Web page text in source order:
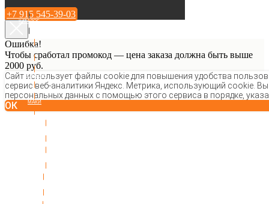
КАТАЛОГ
РОЛЛЫ
ТЕМПУРА
МАКИ
+7 915 545-39-03
Ошибка!
Чтобы сработал промокод — цена заказа должна быть выше
2000 руб.
Сайт использует файлы cookie для повышения удобства
сервис веб-аналитики Яндекс. Метрика, использующий cookie.
персональных данных с помощью этого сервиса в порядке,
ОК